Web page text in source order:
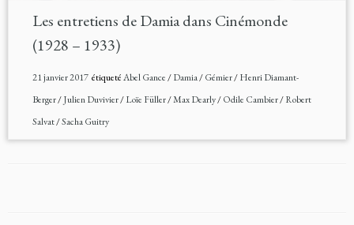
Les entretiens de Damia dans Cinémonde
(1928 – 1933)
21 janvier 2017étiquetéAbel Gance/Damia/Gémier/Henri Diamant-
Berger/Julien Duvivier/Loïe Füller/Max Dearly/Odile Cambier/Robert
Salvat/Sacha Guitry